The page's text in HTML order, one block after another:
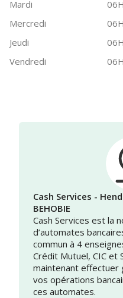
Mardi
Mercredi
Jeudi
Vendredi
Cash Services -
BEHOBIE
Cash Services est la
d’automates
commun à 4
Crédit Mutuel, CIC et
maintenant
vos opérations
ces automates.